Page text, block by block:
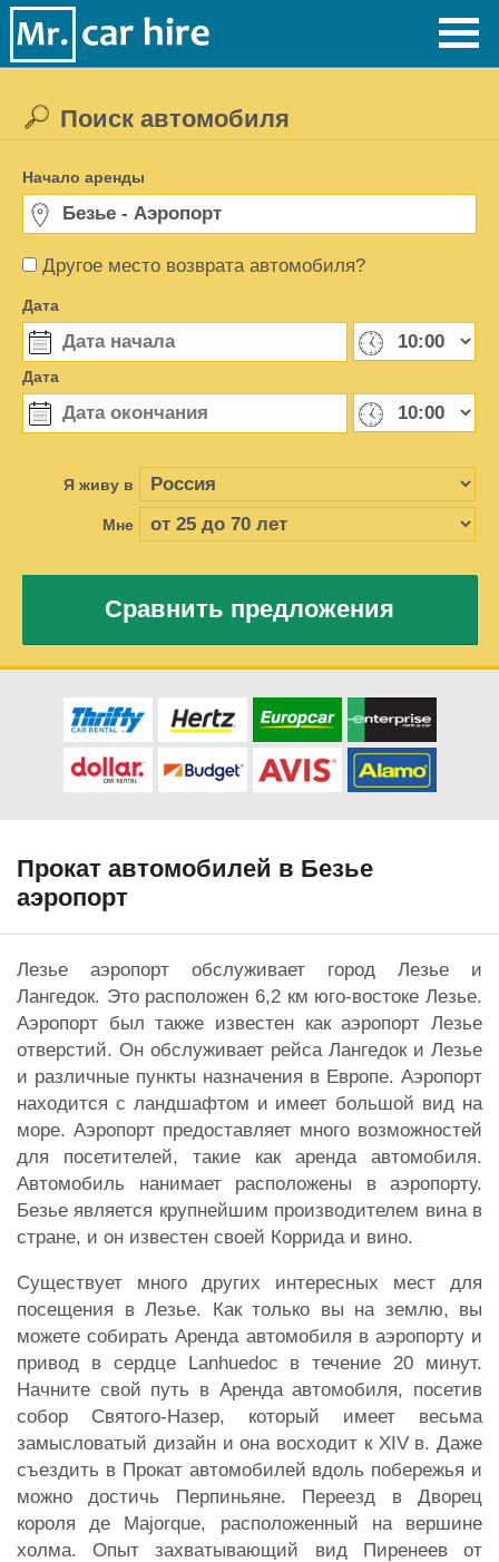
Другое место возврата автомобиля?
Поиск автомобиля
Начало аренды
Дата
Дата
Я живу в
Мне
Сравнить предложения
Прокат автомобилей в Безье
аэропорт
Лезье аэропорт обслуживает город Лезье и
Лангедок. Это расположен 6,2 км юго-востоке Лезье.
Аэропорт был также известен как аэропорт Лезье
отверстий. Он обслуживает рейса Лангедок и Лезье
и различные пункты назначения в Европе. Аэропорт
находится с ландшафтом и имеет большой вид на
море. Аэропорт предоставляет много возможностей
для посетителей, такие как аренда автомобиля.
Автомобиль нанимает расположены в аэропорту.
Безье является крупнейшим производителем вина в
стране, и он известен своей Коррида и вино.
Существует много других интересных мест для
посещения в Лезье. Как только вы на землю, вы
можете собирать Аренда автомобиля в аэропорту и
привод в сердце Lanhuedoc в течение 20 минут.
Начните свой путь в Аренда автомобиля, посетив
собор Святого-Назер, который имеет весьма
замысловатый дизайн и она восходит к XIV в. Даже
съездить в Прокат автомобилей вдоль побережья и
можно достичь Перпиньяне. Переезд в Дворец
короля де Majorque, расположенный на вершине
холма. Опыт захватывающий вид Пиренеев от